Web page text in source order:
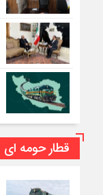
قطار حومه ای